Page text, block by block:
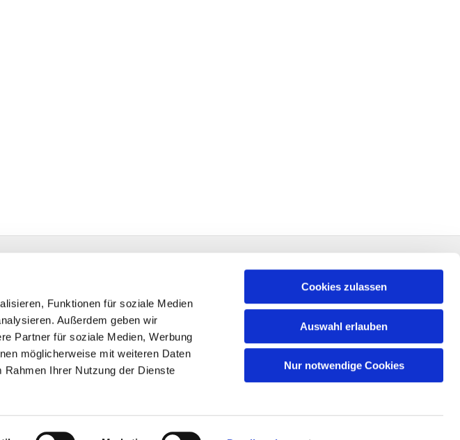
Funktionen für soziale Medien
Außerdem geben wir
Partner für soziale Medien, Werbung
möglicherweise mit weiteren Daten
Ihrer Nutzung der Dienste
Cookies zulassen
Auswahl erlauben
Nur notwendige Cookies